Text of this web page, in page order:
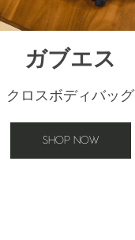
ガブエス
クロスボディバッグ
SHOP NOW